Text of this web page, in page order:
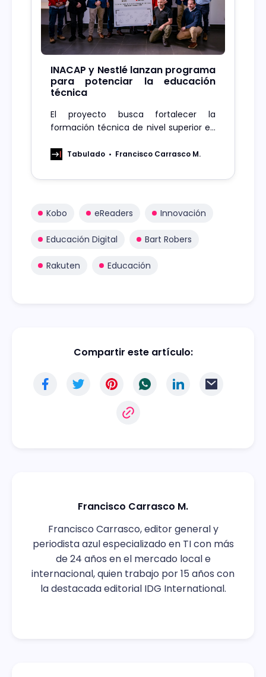
INACAP y Nestlé lanzan programa
para potenciar la educación
técnica
El proyecto busca fortalecer la
formación técnica de nivel superior en
academia e industria para mejorar la
clave para el desarrollo industrial del
Tabulado Francisco Carrasco M.
Kobo eReaders Innovación
Educación Digital Bart Robers
Rakuten Educación
Compartir este artículo:
Francisco Carrasco M.
Francisco Carrasco, editor general y
periodista azul especializado en TI con más
de 24 años en el mercado local e
internacional, quien trabajo por 15 años con
la destacada editorial IDG International.